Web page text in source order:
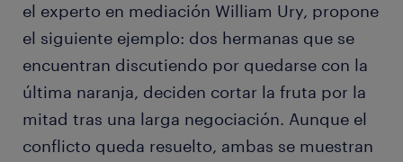
el experto en mediación William Ury, propone
el siguiente ejemplo: dos hermanas que se
encuentran discutiendo por quedarse con la
última naranja, deciden cortar la fruta por la
mitad tras una larga negociación. Aunque el
conflicto queda resuelto, ambas se muestran